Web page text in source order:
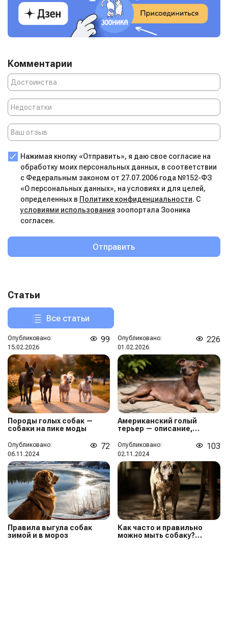
Комментарии
Нажимая кнопку «Отправить», я даю свое согласие на
обработку моих персональных данных, в соответствии
с Федеральным законом от 27.07.2006 года №152-ФЗ
«О персональных данных», на условиях и для целей,
определенных в Политике конфиденциальности. С
условиями использования зоопортала Зооника
согласен.
Отправить
Статьи
Все статьи
Опубликовано:
15.02.2026
99
Породы голых собак —
собаки на пике моды
Опубликовано:
01.02.2026
226
Американский голый
терьер — описание,
купить щенка
Опубликовано:
06.11.2024
72
Правила выгула собак
зимой и в мороз
Опубликовано:
02.11.2024
103
Как часто и правильно
можно мыть собаку?